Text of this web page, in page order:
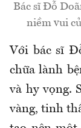
Bác sĩ Đỗ
niềm vui
Với bác sĩ
chữa lành
và hy vọng.
vàng, tinh